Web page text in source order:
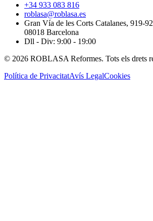
+34 933 083 816
roblasa@roblasa.es
Gran Vía de les Corts Catalanes, 919-
08018 Barcelona
Dll - Div: 9:00 - 19:00
© 2026 ROBLASA Reformes. Tots els drets
Política de PrivacitatAvís LegalCookies